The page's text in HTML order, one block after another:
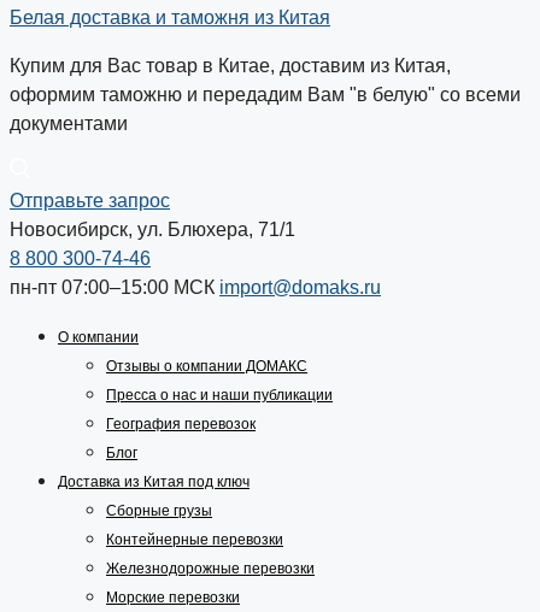
Белая доставка и таможня из Китая
Купим для Вас товар в Китае, доставим из Китая,
оформим таможню и передадим Вам "в белую" со всеми
документами
Отправьте запрос
Новосибирск, ул. Блюхера, 71/1
8 800 300-74-46
пн-пт 07:00–15:00 МСК import@domaks.ru
О компании
Отзывы о компании ДОМАКС
Пресса о нас и наши публикации
География перевозок
Блог
Доставка из Китая под ключ
Сборные грузы
Контейнерные перевозки
Железнодорожные перевозки
Морские перевозки